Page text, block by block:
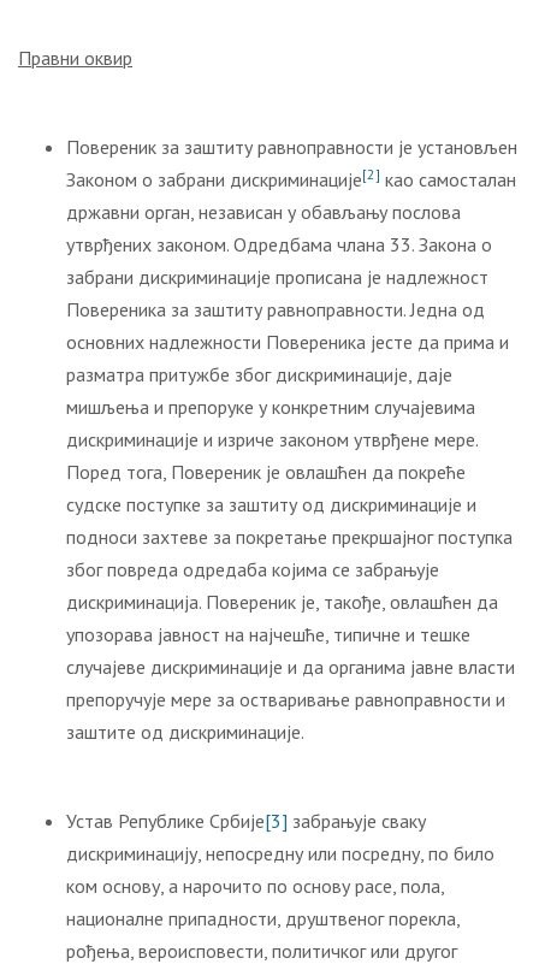
Правни оквир
Повереник за заштиту равноправности је установљен
Законом о забрани дискриминације[2] као самосталан
државни орган, независан у обављању послова
утврђених законом. Одредбама члана 33. Закона о
забрани дискриминације прописана је надлежност
Повереника за заштиту равноправности. Једна од
основних надлежности Повереника јесте да прима и
разматра притужбе због дискриминације, даје
мишљења и препоруке у конкретним случајевима
дискриминације и изриче законом утврђене мере.
Поред тога, Повереник је овлашћен да покреће
судске поступке за заштиту од дискриминације и
подноси захтеве за покретање прекршајног поступка
због повреда одредаба којима се забрањује
дискриминација. Повереник је, такође, овлашћен да
упозорава јавност на најчешће, типичне и тешке
случајеве дискриминације и да органима јавне власти
препоручује мере за остваривање равноправности и
заштите од дискриминације.
Устав Републике Србије[3] забрањује сваку
дискриминацију, непосредну или посредну, по било
ком основу, а нарочито по основу расе, пола,
националне припадности, друштвеног порекла,
рођења, вероисповести, политичког или другог